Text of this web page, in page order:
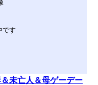
です
＆未亡人＆母ゲーデー